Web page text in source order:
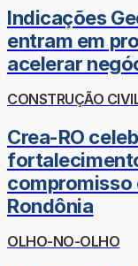
Indicações
entram em
acelerar
CONSTRUÇÃO
Crea-RO
compromisso
Rondônia
OLHO-NO-OLHO